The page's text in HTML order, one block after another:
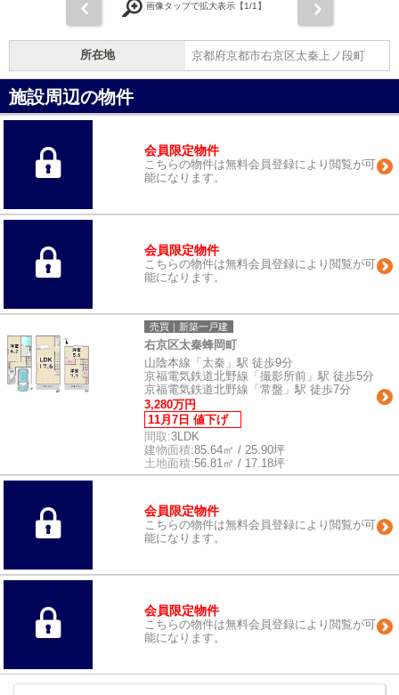
画像タップで拡大表示【1/1】
所在地 京都府京都市右京区太秦上ノ段町
施設周辺の物件
会員限定物件
こちらの物件は無料会員登録により閲覧が可
能になります。
会員限定物件
こちらの物件は無料会員登録により閲覧が可
能になります。
売買｜新築一戸建
右京区太秦蜂岡町
山陰本線「太秦」駅 徒歩9分
京福電気鉄道北野線「撮影所前」駅 徒歩5分
京福電気鉄道北野線「常盤」駅 徒歩7分
3,280万円
11月7日 値下げ
間取:3LDK
建物面積:85.64㎡ / 25.90坪
土地面積:56.81㎡ / 17.18坪
会員限定物件
こちらの物件は無料会員登録により閲覧が可
能になります。
会員限定物件
こちらの物件は無料会員登録により閲覧が可
能になります。